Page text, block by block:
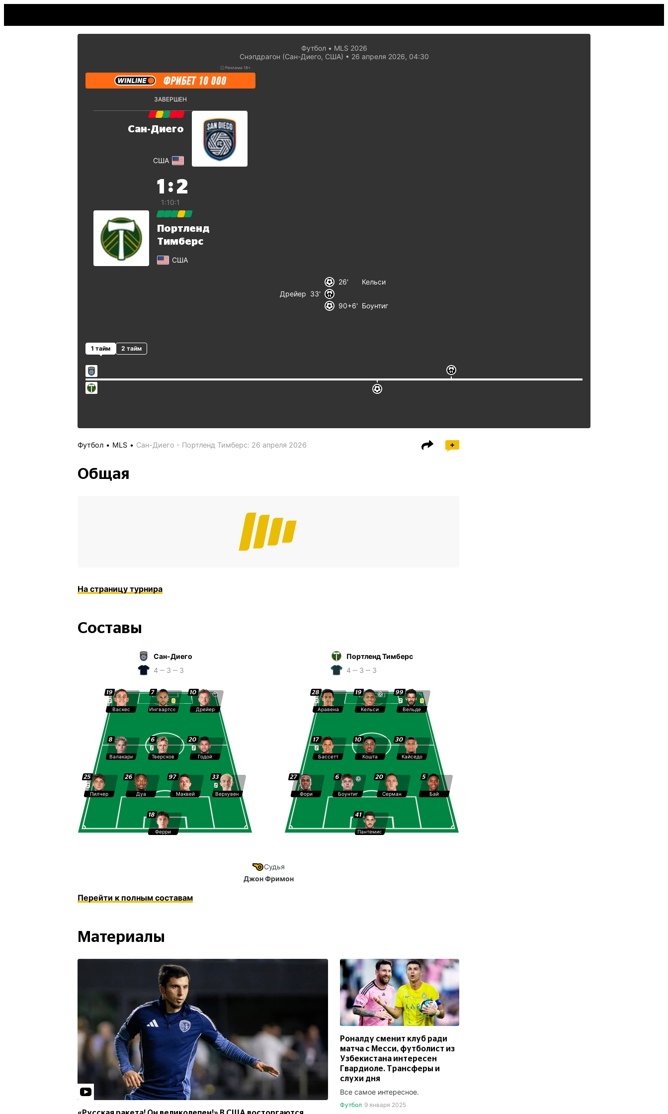
Футбол
MLS 2026
Снэпдрагон (Сан-Диего, США)
26 апреля 2026, 04:30
ⓘ Реклама 18+.
ЗАВЕРШЕН
Сан-Диего
США
1 : 2
1:10:1
Портленд
Тимберс
США
26
Кельси
Дрейер 33
90+6
Боунтиг
1 тайм 2 тайм
Футбол MLS Сан-Диего - Портленд Тимберс: 26 апреля 2026
Общая
На страницу турнира
Составы
Сан-Диего
4 ‒ 3 ‒ 3
20
Годой
8
Валакари
6
Тверсков
7
Ингвартсен
10
Дрейер
97
Маквей
33
Верхувен
19
Васкес
18
Ферри
26
Дуа
25
Пилчер
Портленд Тимберс
4 ‒ 3 ‒ 3
28
Аравена
27
Фори
17
Бассетт
30
Кайседо
5
Бай
41
Пантемис
99
Вельде
10
Кошта
19
Кельси
20
Серман
6
Боунтиг
Судья
Джон Фримон
Перейти к полным составам
Материалы
Роналду сменит клуб ради
матча с Месси, футболист из
Узбекистана интересен
Гвардиоле. Трансферы и
слухи дня
Все самое интересное.
Футбол 9 января 2025